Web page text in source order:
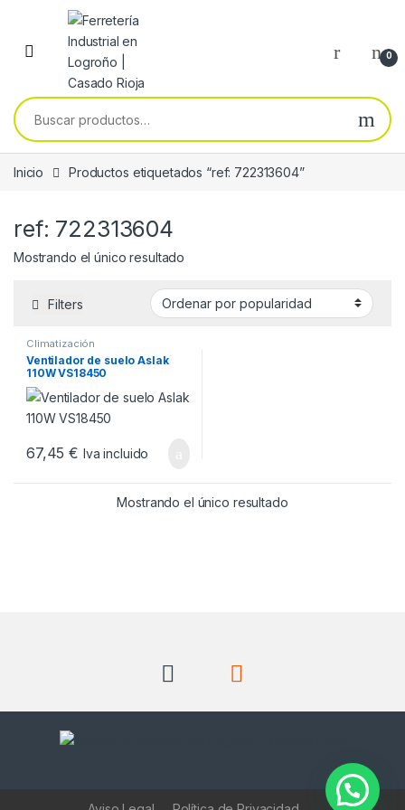
Skip to navigation
Skip to content
0
Buscar por:
Inicio Productos etiquetados “ref: 722313604”
ref: 722313604
Mostrando el único resultado
Filters
Climatización
Ventilador de suelo Aslak
110W VS18450
67,45€ Iva incluido
Mostrando el único resultado